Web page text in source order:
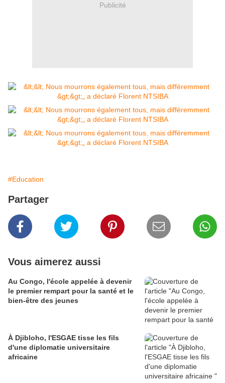
Publicité
#Education
Partager
Vous aimerez aussi
Au Congo, l'école appelée à devenir
le premier rempart pour la santé et le
bien-être des jeunes
À Djibloho, l'ESGAE tisse les fils
d'une diplomatie universitaire
africaine